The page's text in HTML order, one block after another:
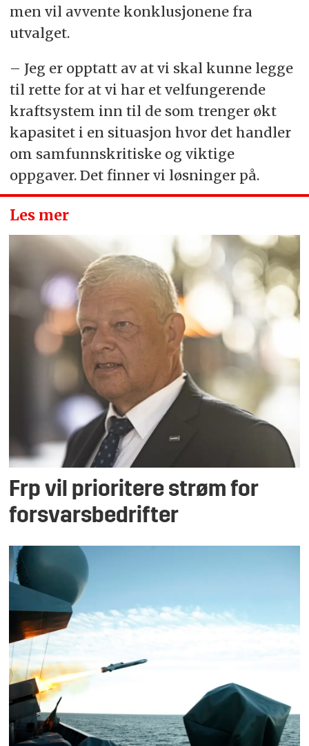
men vil avvente konklusjonene fra
utvalget.
– Jeg er opptatt av at vi skal kunne legge
til rette for at vi har et velfungerende
kraftsystem inn til de som trenger økt
kapasitet i en situasjon hvor det handler
om samfunnskritiske og viktige
oppgaver. Det finner vi løsninger på.
Les mer
Frp vil prioritere strøm for
forsvarsbedrifter